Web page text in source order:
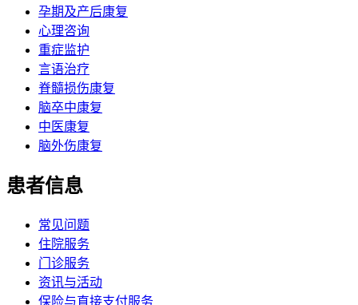
孕期及产后康复
心理咨询
重症监护
言语治疗
脊髓损伤康复
脑卒中康复
中医康复
脑外伤康复
患者信息
常见问题
住院服务
门诊服务
资讯与活动
保险与直接支付服务